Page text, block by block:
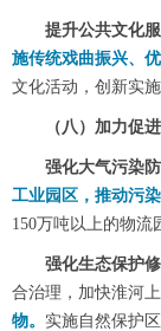
提升公共文化服
施传统戏曲振兴、
文化活动，创新实
（八）加力促
强化大气污染防
工业园区，推动污
150万吨以上的物
强化生态保护修
合治理，加快淮河
物。 实施自然保护